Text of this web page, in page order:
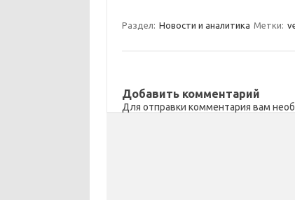
a
kl
ik
o
Раздел: Новости и аналитика Метки:
Добавить комментарий
Для отправки комментария вам